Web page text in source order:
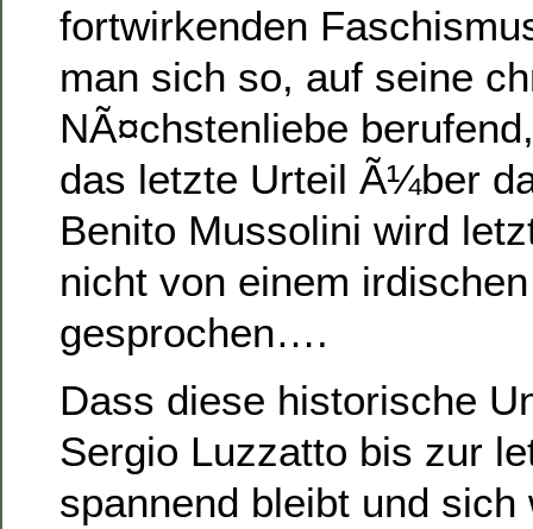
fortwirkenden
man sich so, auf seine
NÃ¤chstenliebe
das letzte Urteil Ã¼ber
Benito Mussolini wird
nicht von einem
gesprochen….
Dass diese historische
Sergio Luzzatto bis zur
spannend bleibt und sich